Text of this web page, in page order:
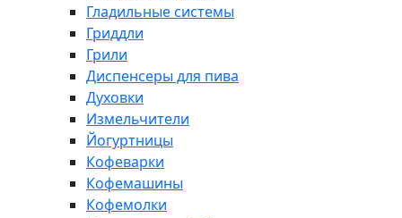
Гладильные системы
Гриддли
Грили
Диспенсеры для пива
Духовки
Измельчители
Йогуртницы
Кофеварки
Кофемашины
Кофемолки